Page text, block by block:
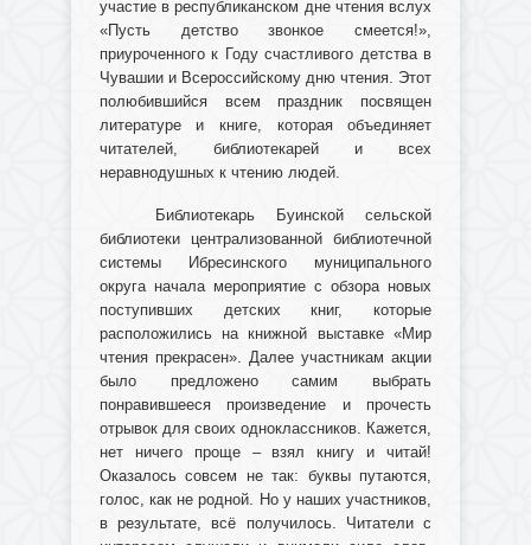
участие в республиканском дне чтения вслух
«Пусть детство звонкое смеется!»,
приуроченного к Году счастливого детства в
Чувашии и Всероссийскому дню чтения. Этот
полюбившийся всем праздник посвящен
литературе и книге, которая объединяет
читателей, библиотекарей и всех
неравнодушных к чтению людей.
Библиотекарь Буинской сельской
библиотеки централизованной библиотечной
системы Ибресинского муниципального
округа начала мероприятие с обзора новых
поступивших детских книг, которые
расположились на книжной выставке «Мир
чтения прекрасен». Далее участникам акции
было предложено самим выбрать
понравившееся произведение и прочесть
отрывок для своих одноклассников. Кажется,
нет ничего проще – взял книгу и читай!
Оказалось совсем не так: буквы путаются,
голос, как не родной. Но у наших участников,
в результате, всё получилось. Читатели с